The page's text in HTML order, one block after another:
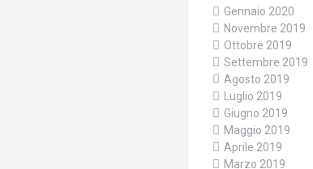
Gennaio 2020
Novembre 2019
Ottobre 2019
Settembre 2019
Agosto 2019
Luglio 2019
Giugno 2019
Maggio 2019
Aprile 2019
Marzo 2019